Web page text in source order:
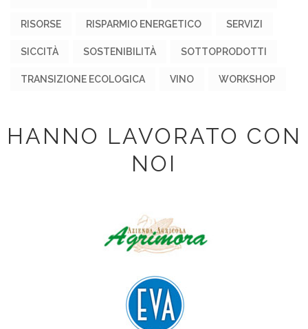
RISORSE RISPARMIO ENERGETICO SERVIZI
SICCITÀ SOSTENIBILITÀ SOTTOPRODOTTI
TRANSIZIONE ECOLOGICA VINO WORKSHOP
HANNO LAVORATO CON
NOI